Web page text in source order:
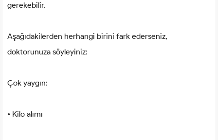
gerekebilir.
Aşağıdakilerden herhangi birini fark ederseniz,
doktorunuza söyleyiniz:
Çok yaygın:
• Kilo alımı